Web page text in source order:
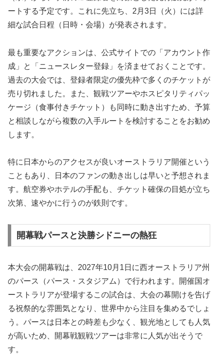
ートする予定です。これに先立ち、2月3日（火）には詳
細な試合日程（日時・会場）が発表されます。
最も重要なアクションは、公式サイトでの「アカウント作
成」と「ニュースレター登録」を済ませておくことです。
過去の大会では、登録者限定の優先枠で多くのチケットが
売り切れました。また、観戦ツアーやホスピタリティパッ
ケージ（食事付きチケット）も同時に動き出すため、予算
と相談しながら複数の入手ルートを検討することをお勧め
します。
特に日本からのアクセスが良いオーストラリア開催という
こともあり、日本のファンの動き出しは早いと予想されま
す。航空券やホテルの手配も、チケット確保の目処が立ち
次第、速やかに行うのが鉄則です。
開幕戦パースと決勝シドニーの熱狂
本大会の開幕戦は、2027年10月1日に西オーストラリア州
のパース（パース・スタジアム）で行われます。開催国オ
ーストラリアが登場するこの試合は、大会の幕開けを告げ
る祝祭的な雰囲気となり、世界中から注目を集めるでしょ
う。パースは日本との時差も少なく、観光地としても人気
が高いため、開幕戦観戦ツアーは非常に人気が出そうで
す。